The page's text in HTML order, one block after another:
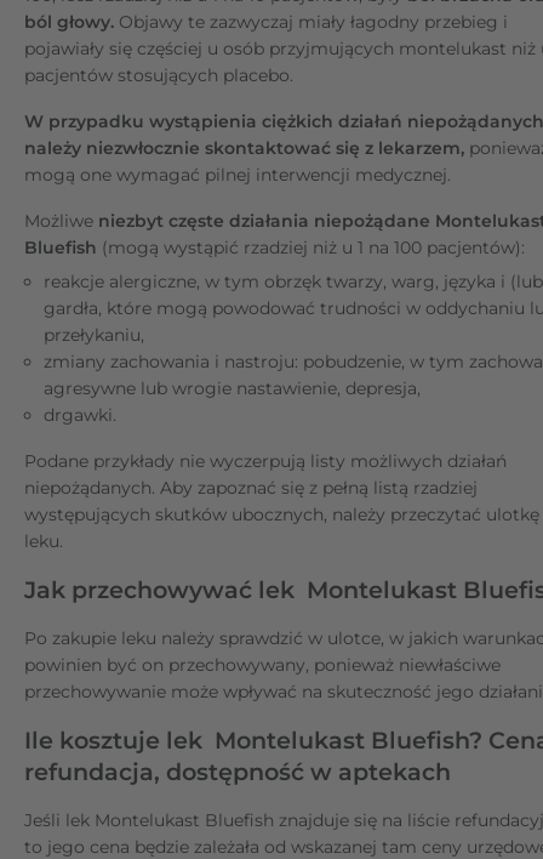
ból głowy. Objawy te zazwyczaj miały łagodny przebieg i
pojawiały się częściej u osób przyjmujących montelukast niż
pacjentów stosujących placebo.
W przypadku wystąpienia ciężkich działań niepożądanych
należy niezwłocznie skontaktować się z lekarzem,
mogą one wymagać pilnej interwencji medycznej.
Możliwe niezbyt częste działania niepożądane
Bluefish (mogą wystąpić rzadziej niż u 1 na 100 pacjentów):
reakcje alergiczne, w tym obrzęk twarzy, warg, języka i
gardła, które mogą powodować trudności w oddychaniu
przełykaniu,
zmiany zachowania i nastroju: pobudzenie, w tym
agresywne lub wrogie nastawienie, depresja,
drgawki.
Podane przykłady nie wyczerpują listy możliwych działań
niepożądanych. Aby zapoznać się z pełną listą rzadziej
występujących skutków ubocznych, należy przeczytać ulotkę
leku.
Jak przechowywać lek Montelukast
Po zakupie leku należy sprawdzić w ulotce, w jakich
powinien być on przechowywany, ponieważ niewłaściwe
przechowywanie może wpływać na skuteczność jego
Ile kosztuje lek Montelukast Bluefish?
refundacja, dostępność w aptekach
Jeśli lek Montelukast Bluefish znajduje się na liście
to jego cena będzie zależała od wskazanej tam ceny